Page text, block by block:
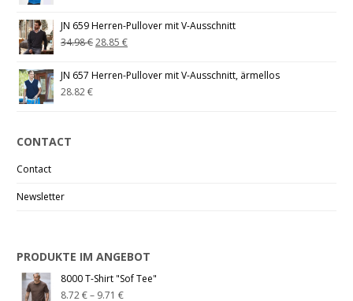
JN 659 Herren-Pullover mit V-Ausschnitt
34.98€28.85€
JN 657 Herren-Pullover mit V-Ausschnitt, ärmellos
28.82€
CONTACT
Contact
Newsletter
PRODUKTE IM ANGEBOT
8000 T-Shirt "Sof Tee"
8.72€– 9.71€